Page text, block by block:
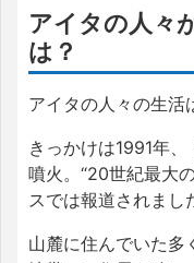
アイタの人々
は？
アイタの人々の生活
きっかけは1991年
噴火。“20世紀最大
スでは報道されまし
山麓に住んでいた多